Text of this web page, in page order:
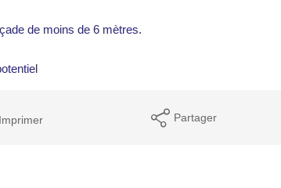
de moins de 6 mètres.
Imprimer Partager